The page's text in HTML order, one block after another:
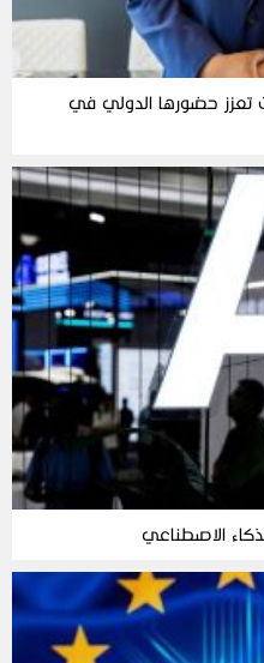
تعزز حضورها الدولي في